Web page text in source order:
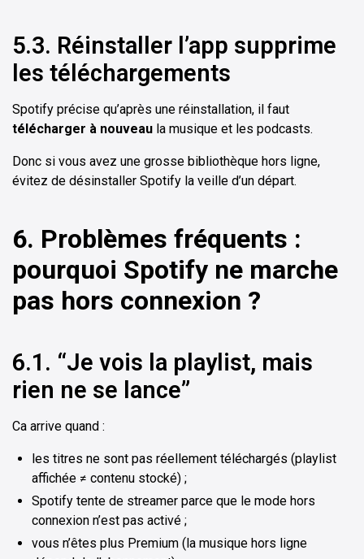
5.3. Réinstaller l’app supprime
les téléchargements
Spotify précise qu’après une réinstallation, il faut
télécharger à nouveau la musique et les podcasts.
Donc si vous avez une grosse bibliothèque hors ligne,
évitez de désinstaller Spotify la veille d’un départ.
6. Problèmes fréquents :
pourquoi Spotify ne marche
pas hors connexion ?
6.1. “Je vois la playlist, mais
rien ne se lance”
Ca arrive quand :
les titres ne sont pas réellement téléchargés (playlist
affichée ≠ contenu stocké) ;
Spotify tente de streamer parce que le mode hors
connexion n’est pas activé ;
vous n’êtes plus Premium (la musique hors ligne